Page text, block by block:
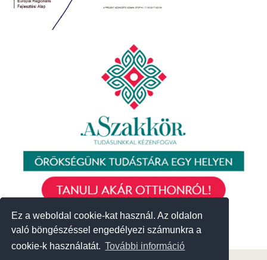
Ez a weboldal cookie-kat használ. Az oldalon
való böngészéssel engedélyezi számunkra a
cookie-k használatát. További információ
Ez a weboldal cookie-kat használ. Az oldalon
való böngészéssel engedélyezi számunkra a
cookie-k használatát. További információ